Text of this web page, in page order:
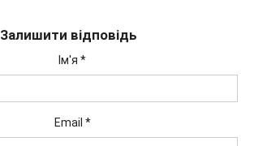
Залишити відповідь
Ім'я *
Email *